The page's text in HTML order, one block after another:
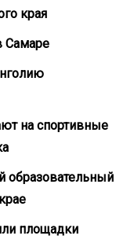
края
Самаре
на спортивные
образовательный
площадки